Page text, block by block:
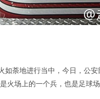
地进行当中，今日，公安
火场上的一个兵，也是足球